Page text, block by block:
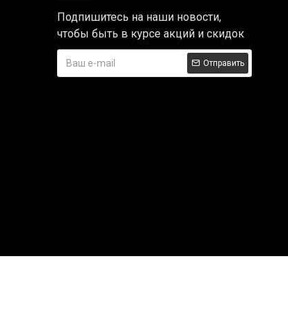
Подпишитесь на наши новости,
чтобы быть в курсе акций и скидок
Отправить